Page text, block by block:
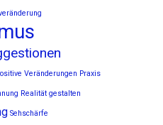
Veränderungen Praxis
Realität gestalten
Sehschärfe